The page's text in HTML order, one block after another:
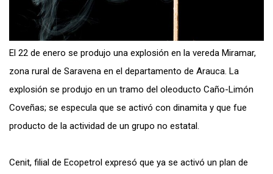
El 22 de enero se produjo una explosión en la vereda Miramar,
zona rural de Saravena en el departamento de Arauca. La
explosión se produjo en un tramo del oleoducto Caño-Limón
Coveñas; se especula que se activó con dinamita y que fue
producto de la actividad de un grupo no estatal.
Cenit, filial de Ecopetrol expresó que ya se activó un plan de